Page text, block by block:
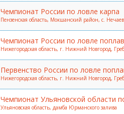
Чемпионат России по ловле карпа
Пензенская область, Мокшанский район, с.
Чемпионат России по ловле
Нижегородская область, г. Нижний Новгород,
Первенство России по ловле
Нижегородская область, г. Нижний Новгород,
Чемпионат Ульяновской области
Ульяновская область, дамба Юрманского залива